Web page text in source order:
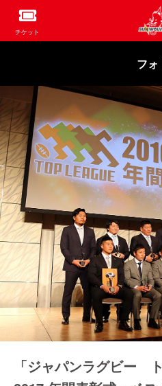
チケット
フォ
「ジャパンラグビー